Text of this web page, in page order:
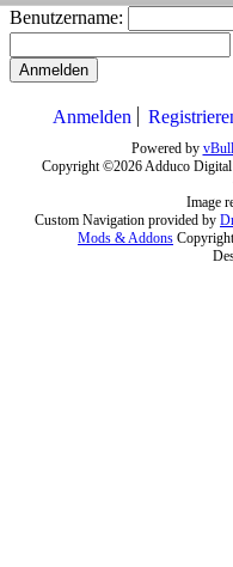
Benutzername:
Anmelden
Anmelden
Powered by
Copyright ©2026 Adduco
Image
Custom Navigation provided by
Mods & Addons